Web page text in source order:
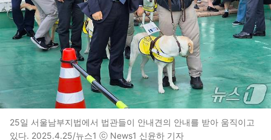
25일 서울남부지법에서 법관들이 안내견의 안내를 받아 움직이고
있다. 2025.4.25/뉴스1 ⓒ News1 신윤하 기자